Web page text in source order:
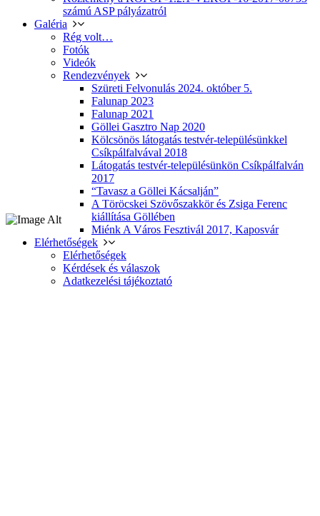
számú ASP pályázatról
Galéria
Rég volt…
Fotók
Videók
Rendezvények
Szüreti Felvonulás 2024. október 5.
Falunap 2023
Falunap 2021
Göllei Gasztro Nap 2020
Kölcsönös látogatás testvér-településünkkel
Csíkpálfalvával 2018
Látogatás testvér-településünkön Csíkpálfalván
2017
“Tavasz a Göllei Kácsalján”
A Töröcskei Szövőszakkör és Zsiga Ferenc
kiállítása Göllében
Miénk A Város Fesztivál 2017, Kaposvár
Elérhetőségek
Elérhetőségek
Kérdések és válaszok
Adatkezelési tájékoztató